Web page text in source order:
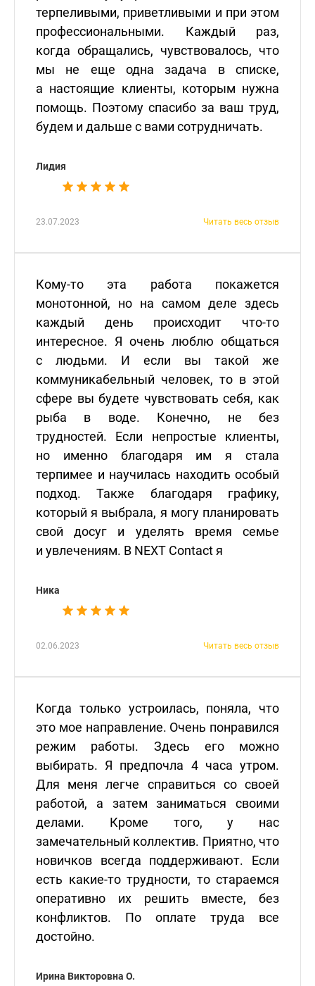
терпеливыми, приветливыми и при этом
профессиональными. Каждый раз,
когда обращались, чувствовалось, что
мы не еще одна задача в списке,
а настоящие клиенты, которым нужна
помощь. Поэтому спасибо за ваш труд,
будем и дальше с вами сотрудничать.
Лидия
23.07.2023 Читать весь отзыв
Кому-то эта работа покажется
монотонной, но на самом деле здесь
каждый день происходит что-то
интересное. Я очень люблю общаться
с людьми. И если вы такой же
коммуникабельный человек, то в этой
сфере вы будете чувствовать себя, как
рыба в воде. Конечно, не без
трудностей. Если непростые клиенты,
но именно благодаря им я стала
терпимее и научилась находить особый
подход. Также благодаря графику,
который я выбрала, я могу планировать
свой досуг и уделять время семье
и увлечениям. В NEXT Contact я
Ника
02.06.2023 Читать весь отзыв
Когда только устроилась, поняла, что
это мое направление. Очень понравился
режим работы. Здесь его можно
выбирать. Я предпочла 4 часа утром.
Для меня легче справиться со своей
работой, а затем заниматься своими
делами. Кроме того, у нас
замечательный коллектив. Приятно, что
новичков всегда поддерживают. Если
есть какие-то трудности, то стараемся
оперативно их решить вместе, без
конфликтов. По оплате труда все
достойно.
Ирина Викторовна О.